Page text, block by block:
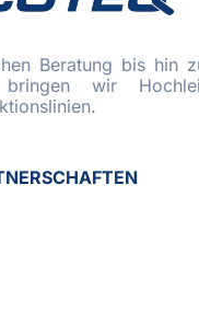
Beratung bis hin
bringen wir